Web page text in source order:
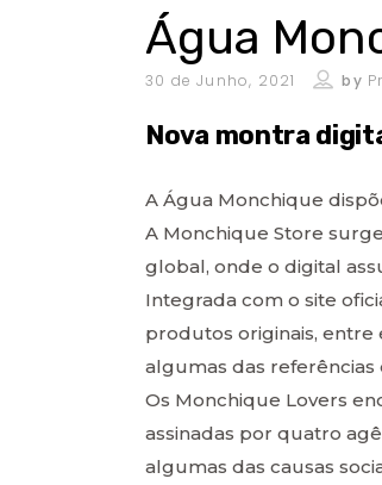
Água
30 de Junho, 2021 by
Nova montra
A Água Monchique
A Monchique Store
global, onde o digital
Integrada com o site
produtos originais, entre
algumas das
Os Monchique Lovers
assinadas por quatro
algumas das causas